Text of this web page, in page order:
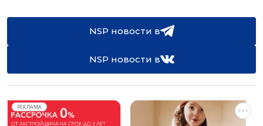
NSP новости в
NSP новости в
РЕКЛАМА